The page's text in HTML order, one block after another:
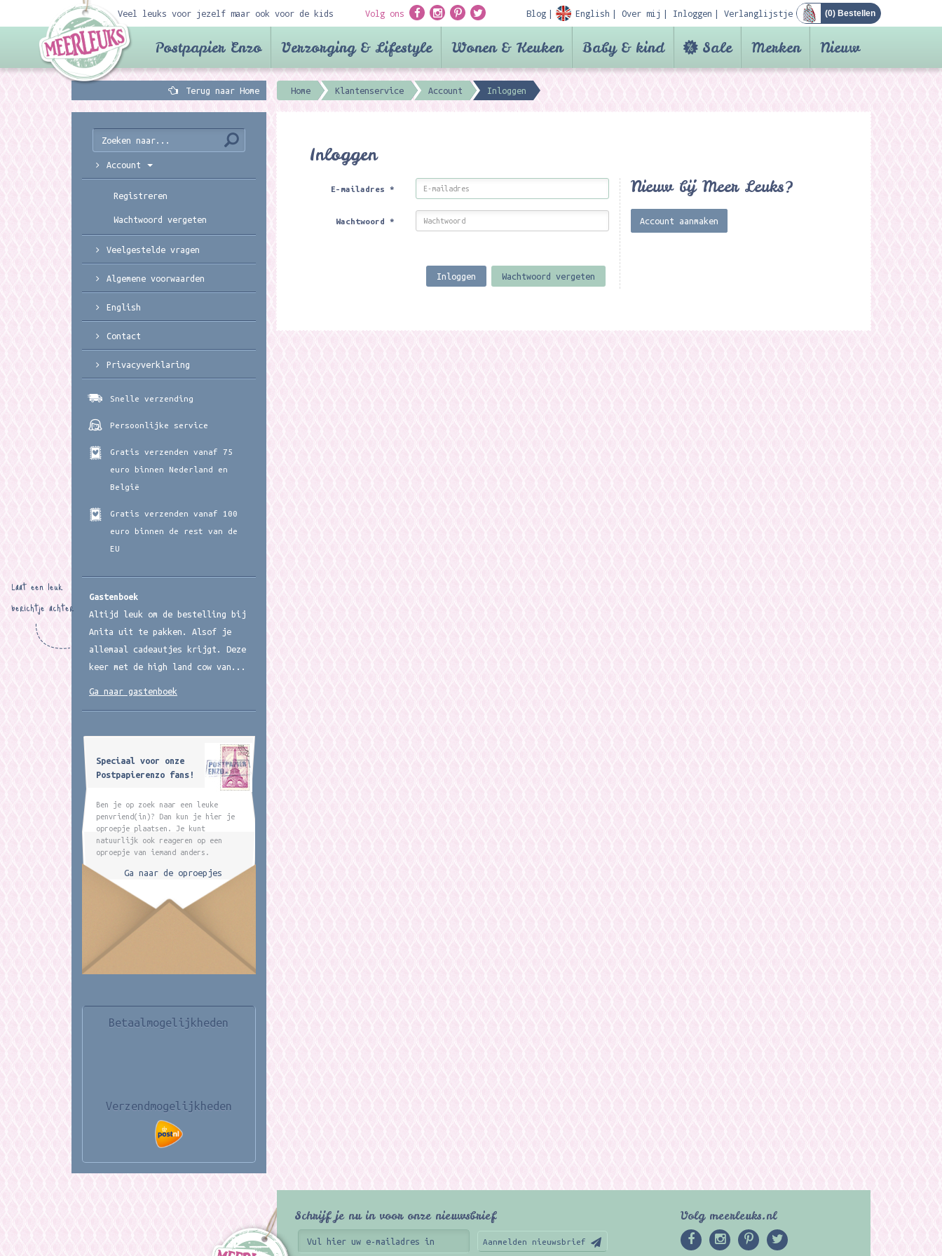
Veel leuks voor jezelf maar ook voor de kids Volg ons Blog English Over mij Inloggen Verlanglijstje (0) Bestellen
Postpapier Enzo Verzorging & Lifestyle Wonen & Keuken Baby & kind Sale Merken Nieuw
Terug naar Home Home Klantenservice Account Inloggen
Inloggen
E-mailadres*
Wachtwoord*
Inloggen Wachtwoord vergeten
Nieuw bij Meer Leuks?
Account aanmaken
Account
Registreren
Wachtwoord vergeten
Veelgestelde vragen
Algemene voorwaarden
English
Contact
Privacyverklaring
Snelle verzending
Persoonlijke service
Gratis verzenden vanaf 75
euro binnen Nederland en
België
Gratis verzenden vanaf 100
euro binnen de rest van de
EU
Gastenboek
Altijd leuk om de bestelling bij
Anita uit te pakken. Alsof je
allemaal cadeautjes krijgt. Deze
keer met de high land cow van...
Laat een leuk
berichtje achter
Ga naar gastenboek
Speciaal voor onze
Postpapierenzo fans!
Ben je op zoek naar een leuke
penvriend(in)? Dan kun je hier je
oproepje plaatsen. Je kunt
natuurlijk ook reageren op een
oproepje van iemand anders.
Ga naar de oproepjes
Betaalmogelijkheden
Verzendmogelijkheden
Schrijf je nu in voor onze nieuwsbrief
Aanmelden nieuwsbrief
Volg meerleuks.nl